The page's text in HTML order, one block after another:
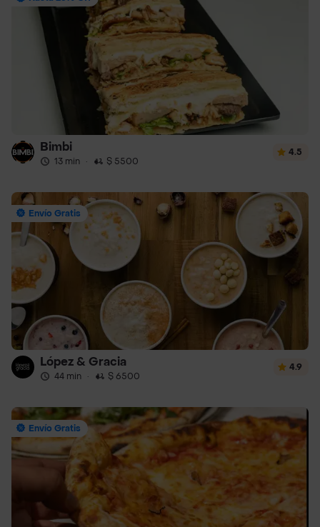
Bimbi
13 min · $ 5500
4.5
Envío Gratis
López & Gracia
44 min · $ 6500
4.9
Envío Gratis